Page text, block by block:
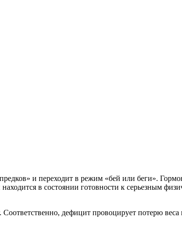
и переходит в режим «бей или беги».
в состоянии готовности к серьезным
дефицит провоцирует потерю веса